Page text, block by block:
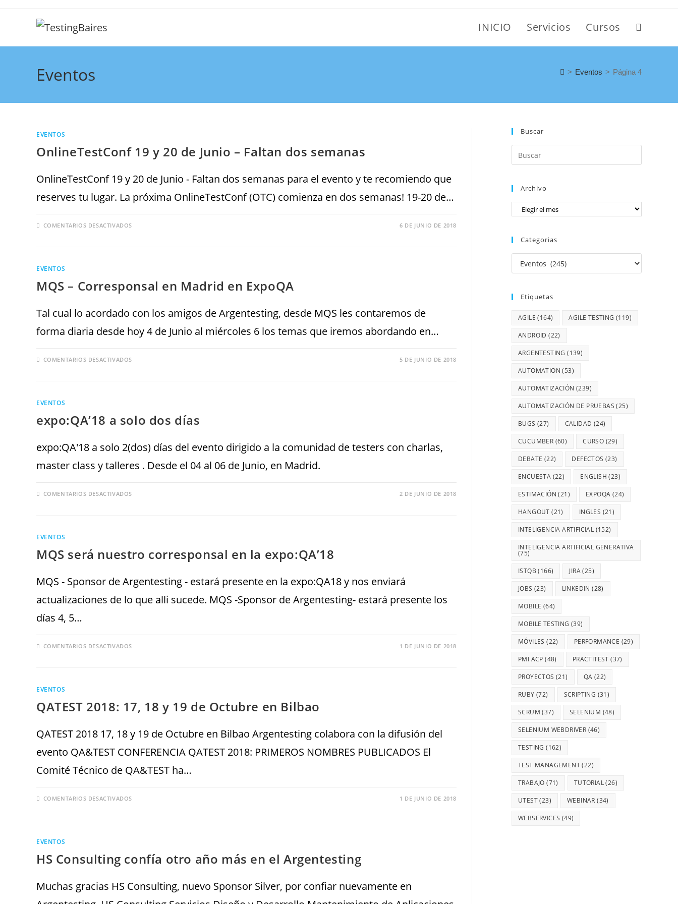
INICIO Servicios Cursos
Eventos > Eventos > Página 4
EVENTOS
OnlineTestConf 19 y 20 de Junio – Faltan dos semanas
OnlineTestConf 19 y 20 de Junio - Faltan dos semanas para el evento y te recomiendo que
reserves tu lugar. La próxima OnlineTestConf (OTC) comienza en dos semanas! 19-20 de…
COMENTARIOS DESACTIVADOS 6 DE JUNIO DE 2018
EVENTOS
MQS – Corresponsal en Madrid en ExpoQA
Tal cual lo acordado con los amigos de Argentesting, desde MQS les contaremos de
forma diaria desde hoy 4 de Junio al miércoles 6 los temas que iremos abordando en…
COMENTARIOS DESACTIVADOS 5 DE JUNIO DE 2018
EVENTOS
expo:QA’18 a solo dos días
expo:QA'18 a solo 2(dos) días del evento dirigido a la comunidad de testers con charlas,
master class y talleres . Desde el 04 al 06 de Junio, en Madrid.
COMENTARIOS DESACTIVADOS 2 DE JUNIO DE 2018
EVENTOS
MQS será nuestro corresponsal en la expo:QA’18
MQS - Sponsor de Argentesting - estará presente en la expo:QA18 y nos enviará
actualizaciones de lo que alli sucede. MQS -Sponsor de Argentesting- estará presente los
días 4, 5…
COMENTARIOS DESACTIVADOS 1 DE JUNIO DE 2018
EVENTOS
QATEST 2018: 17, 18 y 19 de Octubre en Bilbao
QATEST 2018 17, 18 y 19 de Octubre en Bilbao Argentesting colabora con la difusión del
evento QA&TEST CONFERENCIA QATEST 2018: PRIMEROS NOMBRES PUBLICADOS El
Comité Técnico de QA&TEST ha…
COMENTARIOS DESACTIVADOS 1 DE JUNIO DE 2018
EVENTOS
HS Consulting confía otro año más en el Argentesting
Muchas gracias HS Consulting, nuevo Sponsor Silver, por confiar nuevamente en
Buscar
Archivo
Categorias
Etiquetas
AGILE (164) AGILE TESTING (119)
ANDROID (22)
ARGENTESTING (139)
AUTOMATION (53)
AUTOMATIZACIÓN (239)
AUTOMATIZACIÓN DE PRUEBAS (25)
BUGS (27) CALIDAD (24)
CUCUMBER (60) CURSO (29)
DEBATE (22) DEFECTOS (23)
ENCUESTA (22) ENGLISH (23)
ESTIMACIÓN (21) EXPOQA (24)
HANGOUT (21) INGLES (21)
INTELIGENCIA ARTIFICIAL (152)
INTELIGENCIA ARTIFICIAL GENERATIVA
(75)
ISTQB (166) JIRA(25)
JOBS (23) LINKEDIN (28)
MOBILE (64)
MOBILE TESTING (39)
MÓVILES (22) PERFORMANCE (29)
PMI ACP (48) PRACTITEST (37)
PROYECTOS (21) QA (22)
RUBY (72) SCRIPTING (31)
SCRUM (37) SELENIUM (48)
SELENIUM WEBDRIVER (46)
TESTING (162)
TEST MANAGEMENT(22)
TRABAJO (71) TUTORIAL(26)
UTEST(23) WEBINAR (34)
WEBSERVICES (49)